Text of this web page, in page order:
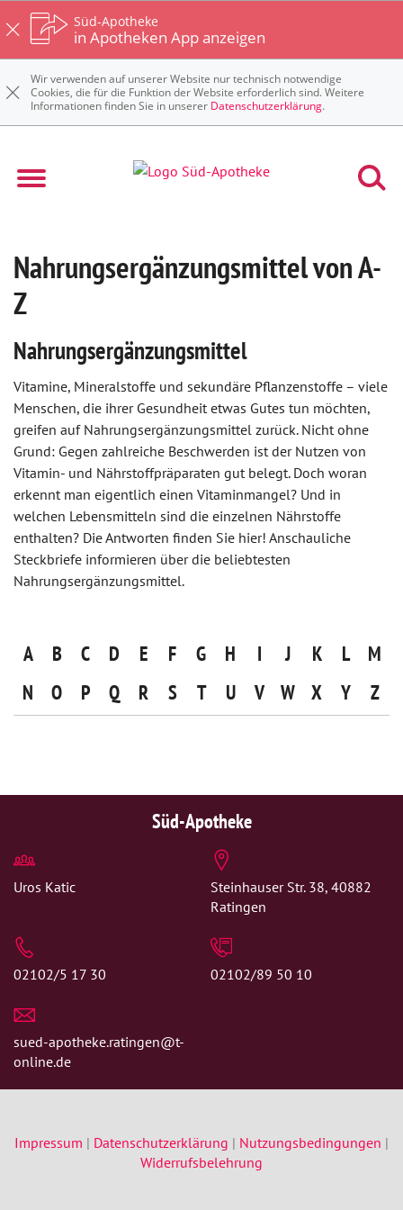
Süd-Apotheke
in Apotheken App anzeigen
Wir verwenden auf unserer Website nur technisch notwendige
Cookies, die für die Funktion der Website erforderlich sind. Weitere
Informationen finden Sie in unserer Datenschutzerklärung.
Nahrungsergänzungsmittel von A-
Z
Nahrungsergänzungsmittel
Vitamine, Mineralstoffe und sekundäre Pflanzenstoffe – viele
Menschen, die ihrer Gesundheit etwas Gutes tun möchten,
greifen auf Nahrungsergänzungsmittel zurück. Nicht ohne
Grund: Gegen zahlreiche Beschwerden ist der Nutzen von
Vitamin- und Nährstoffpräparaten gut belegt. Doch woran
erkennt man eigentlich einen Vitaminmangel? Und in
welchen Lebensmitteln sind die einzelnen Nährstoffe
enthalten? Die Antworten finden Sie hier! Anschauliche
Steckbriefe informieren über die beliebtesten
Nahrungsergänzungsmittel.
A B C D E F G H I J K L
M
N
O P Q R S T U V W X Y Z
Süd-Apotheke
Uros Katic
Steinhauser Str. 38, 40882
Ratingen
02102/5 17 30 02102/89 50 10
sued-apotheke.ratingen@t-
online.de
Impressum | Datenschutzerklärung | Nutzungsbedingungen |
Widerrufsbelehrung